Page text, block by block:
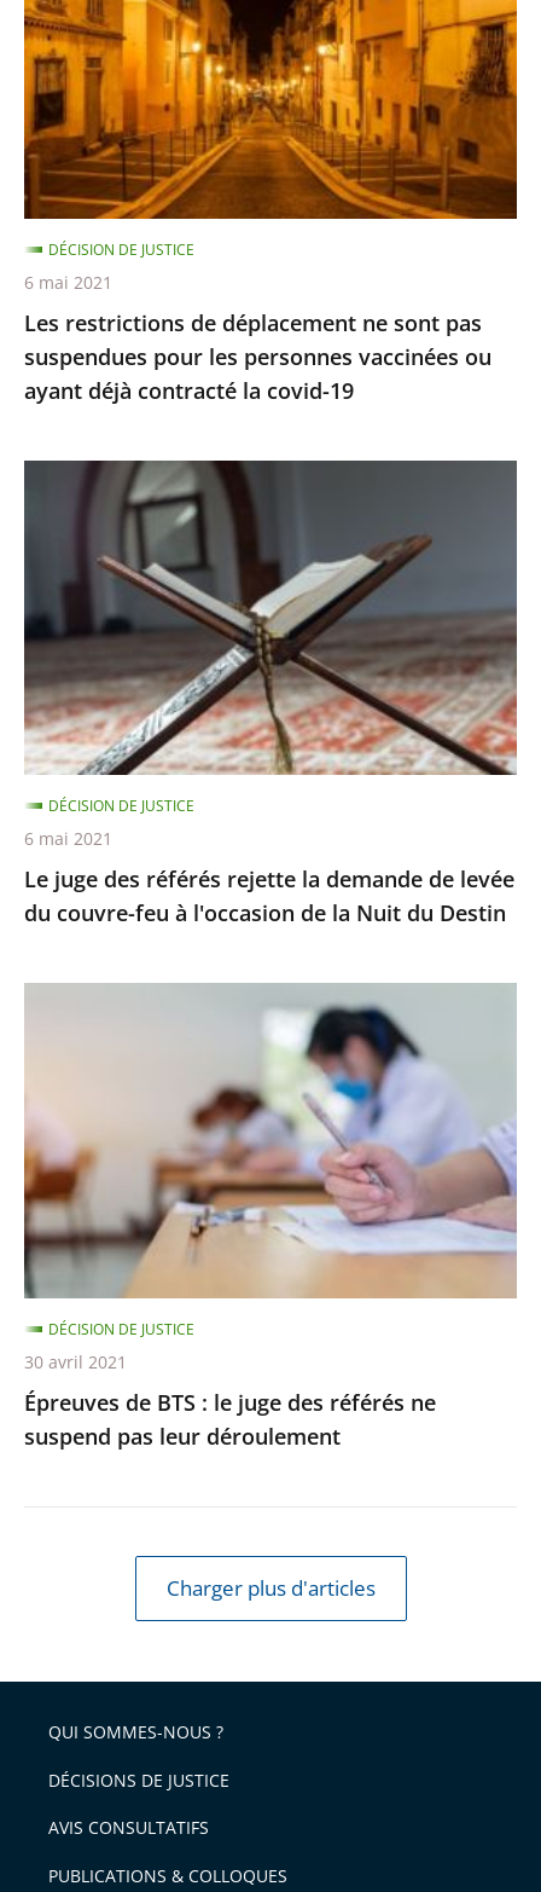
déplacement
ne
sont
pas
suspendues
pour
les
personnes
vaccinées
ou
ayant
déjà
la
Les restrictions de déplacement ne sont pas
suspendues pour les personnes vaccinées ou
ayant déjà contracté la covid-19
DÉCISION DE JUSTICE
6 mai 2021
référés
rejette
la
demande
de
levée
du
couvre-
feu
à
l'occasion
la
Le juge des référés rejette la demande de levée
du couvre-feu à l'occasion de la Nuit du Destin
DÉCISION DE JUSTICE
6 mai 2021
le
juge
des
référés
ne
suspend
pas
leur
déroulement
Épreuves de BTS : le juge des référés ne
suspend pas leur déroulement
DÉCISION DE JUSTICE
30 avril 2021
Charger plus d'articles
QUI SOMMES-NOUS ?
DÉCISIONS DE JUSTICE
AVIS CONSULTATIFS
PUBLICATIONS & COLLOQUES